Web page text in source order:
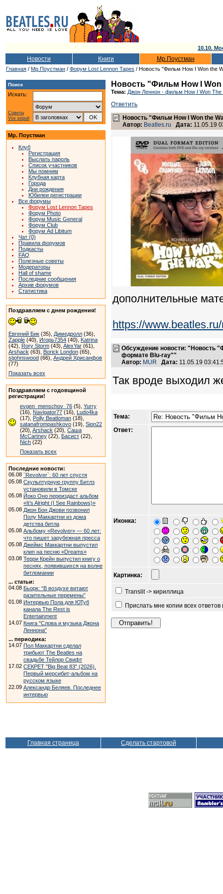
10.10.
Новости Книги Мр.Поустман
Главная / Мр.Поустман / Форум Lost Lennon Tapes / Новость "Фильм How I Won the
Поиск
Искать:
Советы
Vox populi
Мр. Поустман
Клуб
Регистрация
Выслать пароль
Список участников
Мы помним
Клубная карта
Города
Дни рождения
Юбилеи регистрации
Все форумы
Форум Lost Lennon Tapes
Форум Photo
Форум Music General
Форум Club
Форум Ad Libitum
Чат (0)
Правила форумов
Подкасты
FAQ
Полезные советы
Модераторы
Hall of shame
Последние сообщения
Архив форумов
Статистика
Поздравляем с днем рождения!
Евгений Бик (35), Димедролл (36),
Zapple (40), Игорь7354 (40), Katrina
(42), Rory Storm (43), AlexYar (61),
Arshack (63), Borick London (65),
stjohnswood (66), Андрей Хрисанфов
(77)
Показать всех
Поздравляем с годовщиной
регистрации!
evgen_menschov_76 (5), Yurry
(16), Navigator77 (16), Ludo4ka
(17), Polly Beatloman (18),
satanafrompashkovo (19), Sion22
(20), Arshack (20), Саша
McCartney (22), Басист (22),
Nich (22)
Показать всех
Последние новости:
06.08 `Revolver`: 60 лет спустя
05.08 Скульптурную группу Битлз
установили в Томске
05.08 Йоко Оно переиздаст альбом
«It’s Alright (I See Rainbows)»
05.08 Джон Бон Джови позвонил
Полу Маккартни из дома
детства битла
05.08 Альбому «Revolver» — 60 лет:
что пишет зарубежная пресса
05.08 Джеймс Маккартни выпустил
клип на песню «Dreams»
03.08 Терри Крейн выпустил книгу о
песнях, появившихся на волне
битломании
... статьи:
04.08 Бьорк: “В воздухе витают
разительные перемены”
01.08 Интервью Пола для ЮТуб
канала The Rest is
Entertainment
14.07 Книга "Слова и музыка Джона
Леннона"
... периодика:
14.07 Пол Маккартни сделал
трибьют The Beatles на
свадьбе Тейлор Свифт
17.02 СЕКРЕТ "Big Beat 83" (2026).
Первый мерсибит-альбом на
русском языке
22.09 Александр Беляев. Последнее
интервью
Новость "Фильм How I
Тема: Джон Леннон - фильм How I Won The
Ответить
Новость "Фильм How I Won the
Автор: Beatles.ru Дата: 11.05.19
дополнительные
https://
Обсуждение новости: "Новость
формате Blu-ray""
Автор: MUR Дата: 11.05.19
Так вроде выходил
Тема:
Ответ:
Иконка:
Картинка:
Translit -> кириллица
Прислать мне копии всех
Главная страница Сделать стартовой